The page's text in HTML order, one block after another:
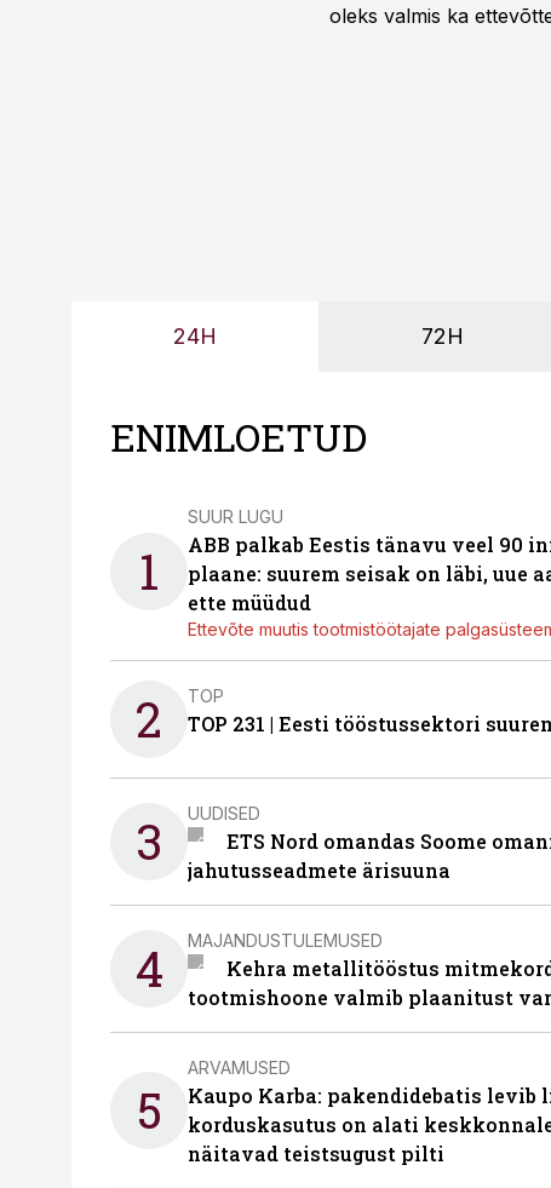
oleks valmis ka
24H 72H
ENIMLOETUD
1
SUUR LUGU
ABB palkab Eestis tänavu veel 90
plaane: suurem seisak on läbi, uue
ette müüdud
Ettevõte muutis tootmistöötajate
2 TOP
TOP 231 | Eesti tööstussektori
3 UUDISED
ETS Nord omandas Soome
jahutusseadmete ärisuuna
4 MAJANDUSTULEMUSED
Kehra metallitööstus
tootmishoone valmib plaanitust
5
ARVAMUSED
Kaupo Karba: pakendidebatis levib
korduskasutus on alati
näitavad teistsugust pilti